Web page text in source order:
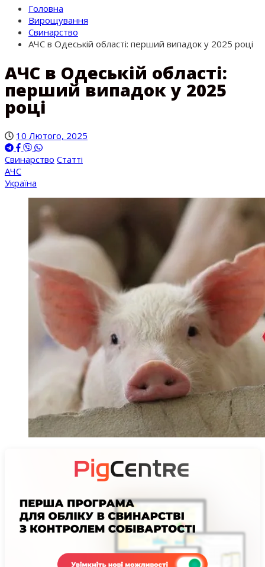
Головна
Вирощування
Свинарство
АЧС в Одеській області: перший випадок у 2025 році
АЧС в Одеській області:
перший випадок у 2025
році
10 Лютого, 2025
Свинарство Статті
АЧС
Україна